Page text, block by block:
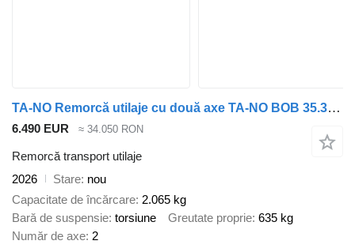
TA-NO Remorcă utilaje cu două axe TA-NO BOB 35.36 – MMA 3000 kg
6.490 EUR ≈ 34.050 RON
Remorcă transport utilaje
2026
Stare nou
Capacitate de încărcare 2.065 kg
Bară de suspensie torsiune Greutate proprie 635 kg
Număr de axe 2